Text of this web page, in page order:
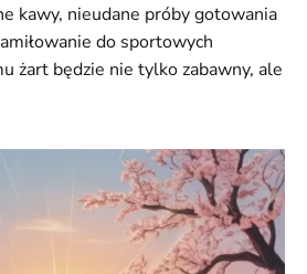
kawy, nieudane próby gotowania
do sportowych
żart będzie nie tylko zabawny, ale